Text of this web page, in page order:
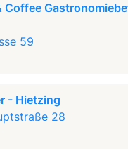
Coffee
59
- Hietzing
28